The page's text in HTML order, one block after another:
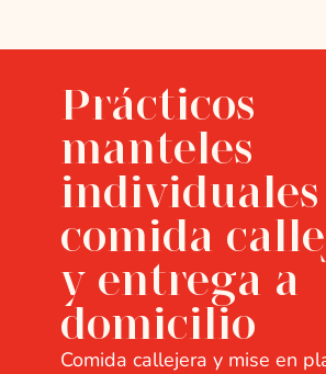
Prácticos
manteles
comida
y entrega a
domicilio
Comida callejera y mise en